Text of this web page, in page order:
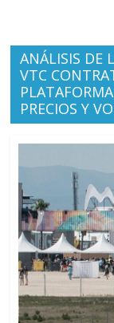
ANÁLISIS DE
VTC
PRECIOS Y